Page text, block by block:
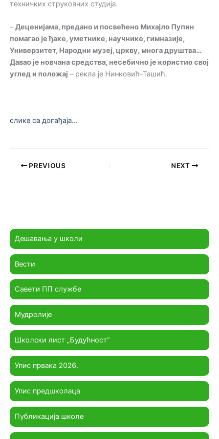
Дешавања у школи
Вести
Савети ПП службе
Мудролије
Школски лист „Будућност“
Упис првака 2026.
Упис предшколаца
Публикација школе
техничких струковних студија.
–Деценијама, предано и посвећено Михајло Пупин
помагао је ђаке, уметнике, научнике, гимназије,
Универзитет, Народни музеј, цркву, многа друштва…
Давао је новчана средства, несебично је користио свој
углед и положај – рекла је Нинковић-Ташић.
слике са догађаја…
PREVIOUS NEXT